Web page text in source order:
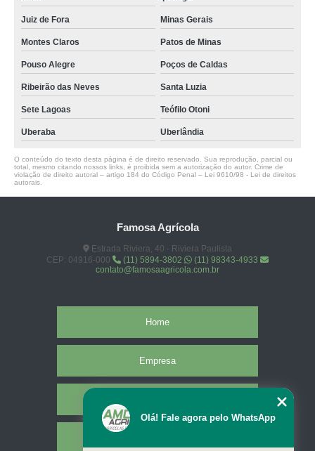
Juiz de Fora Minas Gerais
Montes Claros Patos de Minas
Pouso Alegre Poços de Caldas
Ribeirão das Neves Santa Luzia
Sete Lagoas Teófilo Otoni
Uberaba Uberlândia
O conteúdo do texto desta página é de direito reservado. Sua reprodução, parcial ou
total, mesmo citando nossos links, é proibida sem a autorização do autor. Crime de
violação de direito autoral – artigo 184 do Código Penal – Lei 9610/98 - Lei de direitos
autorais
Famosa Agrícola
Estrada Riviera, 40 - Riviera Paulista
CEP: 04916-000
(11) 5894-3802
(11) 98343-4933
contato@famosaagricola.com.br
Home
Empresa
Olá! Fale agora pelo WhatsApp